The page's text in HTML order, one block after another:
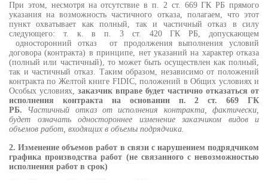
При этом, несмотря на отсутствие в п. 2 ст. 669 ГК РБ прямого
указания на возможность частичного отказа, полагаем, что этот
пункт охватывает как полный, так и частичный отказ в силу
следующего: т. к. в п. 3 ст. 420 ГК РБ, допускающем
односторонний отказ от продолжения выполнения условий
договора (контракта) в принципе, нет указаний на характер отказа
(полный или частичный), то может быть осуществлен как полный,
так и частичный отказ. Таким образом, независимо от положений
контракта по Желтой книге FIDIC, положений в Общих условиях и
Особых условиях, заказчик вправе будет частично отказаться от
исполнения контракта на основании п. 2 ст. 669 ГК
РБ.
Частичный отказ от исполнения контракта, фактически,
будет означать одностороннее изменение заказчиком видов и
объемов работ, входящих в объемы подрядчика.
2. Изменение объемов работ в связи с нарушением подрядчиком
графика производства работ (не связанного с невозможностью
исполнения работ в срок)